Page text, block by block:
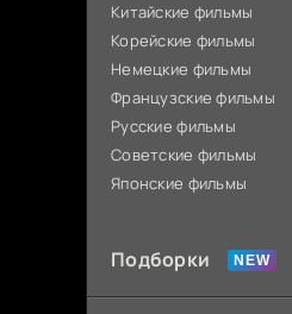
Китайские фильмы
Корейские фильмы
Немецкие фильмы
Французские фильмы
Русские фильмы
Советские фильмы
Японские фильмы
Подборки